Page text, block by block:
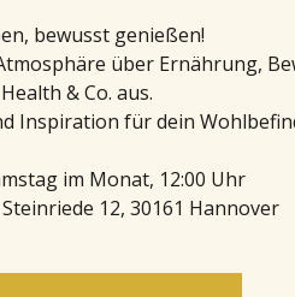
bewusst genießen!
über Ernährung,
& Co. aus.
Inspiration für dein
im Monat, 12:00 Uhr
12, 30161 Hannover